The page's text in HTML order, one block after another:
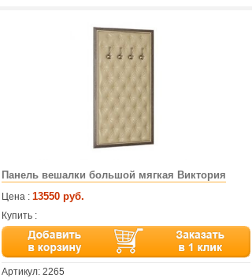
Панель вешалки большой мягкая Виктория
Цена : 13550 руб.
Купить :
Артикул: 2265